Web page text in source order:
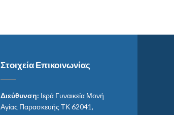
Στοιχεία Επικοινωνίας
Διεύθυνση: Ιερά Γυναικεία Μονή
Αγίας Παρασκευής ΤΚ 62041,